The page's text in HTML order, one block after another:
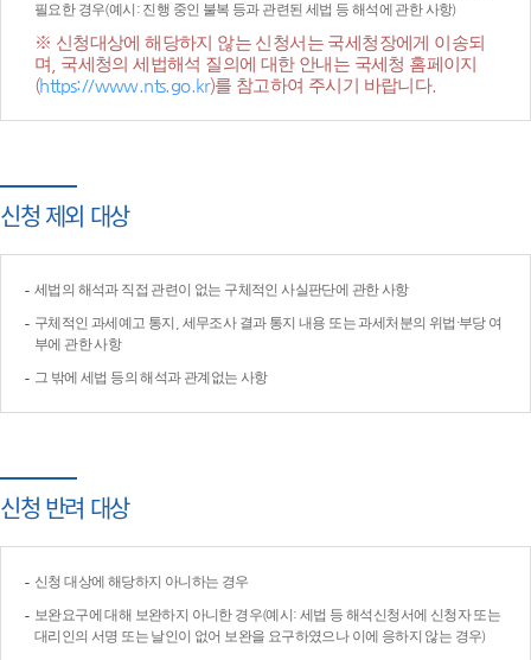
필요한 경우(예시: 진행 중인 불복 등과 관련된 세법 등 해석에 관한 사항)
※ 신청대상에 해당하지 않는 신청서는 국세청장에게 이송되
며, 국세청의 세법해석 질의에 대한 안내는 국세청 홈페이지
(https://www.nts.go.kr)를 참고하여 주시기 바랍니다.
신청 제외 대상
세법의 해석과 직접 관련이 없는 구체적인 사실판단에 관한 사항
구체적인 과세예고 통지, 세무조사 결과 통지 내용 또는 과세처분의 위법·부당 여
부에 관한 사항
그 밖에 세법 등의 해석과 관계없는 사항
신청 반려 대상
신청 대상에 해당하지 아니하는 경우
보완요구에 대해 보완하지 아니한 경우(예시: 세법 등 해석신청서에 신청자 또는
대리인의 서명 또는 날인이 없어 보완을 요구하였으나 이에 응하지 않는 경우)